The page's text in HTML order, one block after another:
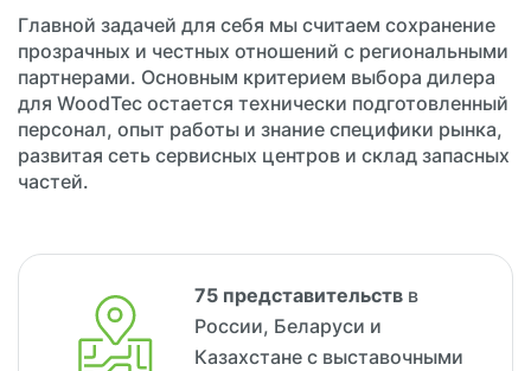
Главной задачей для себя мы считаем сохранение
прозрачных и честных отношений с региональными
партнерами. Основным критерием выбора дилера
для WoodTec остается технически подготовленный
персонал, опыт работы и знание специфики рынка,
развитая сеть сервисных центров и склад запасных
частей.
75 представительств в
России, Беларуси и
Казахстане с выставочными